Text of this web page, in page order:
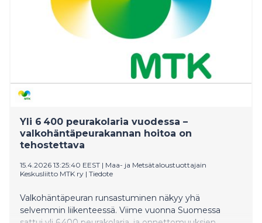
Yli 6 400 peurakolaria vuodessa –
valkohäntäpeurakannan hoitoa on
tehostettava
15.4.2026 13:25:40 EEST | Maa- ja Metsätaloustuottajain
Keskusliitto MTK ry | Tiedote
Valkohäntäpeuran runsastuminen näkyy yhä
selvemmin liikenteessä. Viime vuonna Suomessa